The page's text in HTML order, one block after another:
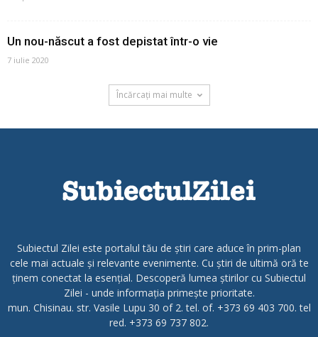
Un nou-născut a fost depistat într-o vie
7 iulie 2020
Încărcați mai multe
Subiectul Zilei este portalul tău de știri care aduce în prim-plan
cele mai actuale și relevante evenimente. Cu știri de ultimă oră te
ținem conectat la esențial. Descoperă lumea știrilor cu Subiectul
Zilei - unde informația primește prioritate.
mun. Chisinau. str. Vasile Lupu 30 of 2. tel. of. +373 69 403 700. tel
red. +373 69 737 802.